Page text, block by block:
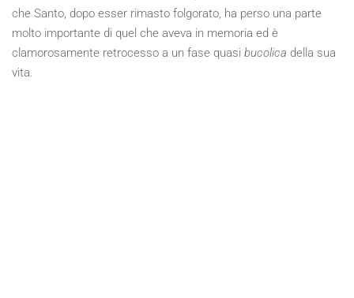
che Santo, dopo esser rimasto folgorato, ha perso una parte
molto importante di quel che aveva in memoria ed è
clamorosamente retrocesso a un fase quasi bucolica della sua
vita.